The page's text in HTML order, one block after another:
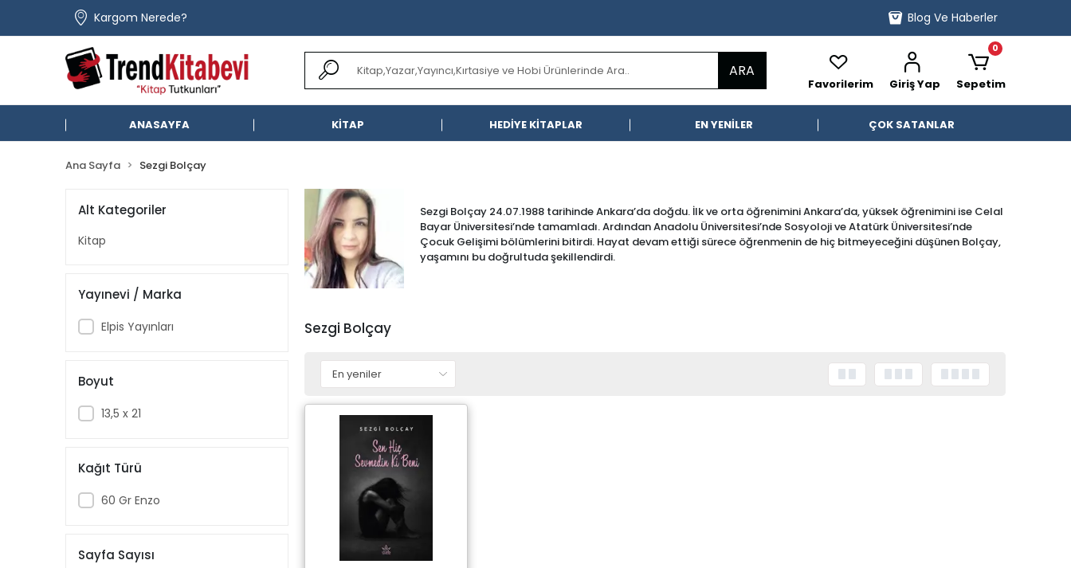
Kargom Nerede? Blog Ve Haberler
ARA
Favorilerim Giriş Yap Sepetim
0
ANASAYFA KİTAP HEDİYE KİTAPLAR EN YENİLER ÇOK SATANLAR
Ana Sayfa Sezgi Bolçay
Alt Kategoriler
Kitap
Yayınevi / Marka
Elpis Yayınları
Boyut
13,5 x 21
Kağıt Türü
60 Gr Enzo
Sayfa Sayısı
Sezgi Bolçay 24.07.1988 tarihinde Ankara’da doğdu. İlk ve orta öğrenimini Ankara’da, yüksek öğrenimini ise Celal
Bayar Üniversitesi’nde tamamladı. Ardından Anadolu Üniversitesi’nde Sosyoloji ve Atatürk Üniversitesi’nde
Çocuk Gelişimi bölümlerini bitirdi. Hayat devam ettiği sürece öğrenmenin de hiç bitmeyeceğini düşünen Bolçay,
yaşamını bu doğrultuda şekillendirdi.
Sezgi Bolçay